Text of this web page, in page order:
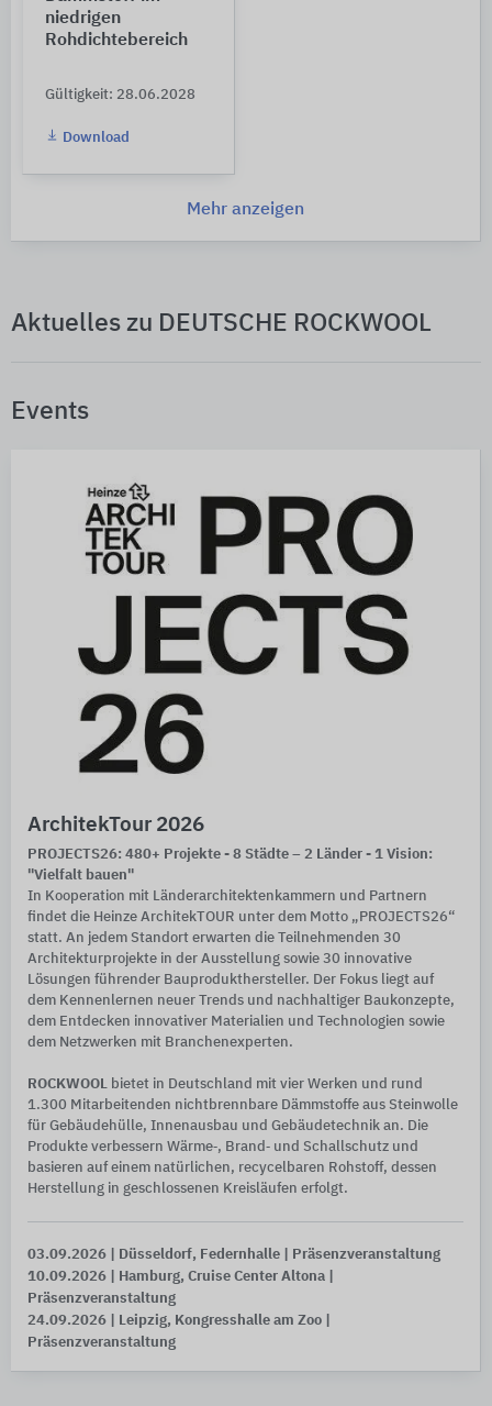
niedrigen
Rohdichtebereich
Gültigkeit: 28.06.2028
Download
Mehr anzeigen
Aktuelles zu DEUTSCHE ROCKWOOL
Events
ArchitekTour 2026
PROJECTS26: 480+ Projekte - 8 Städte – 2 Länder - 1 Vision:
"Vielfalt bauen"
In Kooperation mit Länderarchitektenkammern und Partnern
findet die Heinze ArchitekTOUR unter dem Motto „PROJECTS26“
statt. An jedem Standort erwarten die Teilnehmenden 30
Architekturprojekte in der Ausstellung sowie 30 innovative
Lösungen führender Bauprodukthersteller. Der Fokus liegt auf
dem Kennenlernen neuer Trends und nachhaltiger Baukonzepte,
dem Entdecken innovativer Materialien und Technologien sowie
dem Netzwerken mit Branchenexperten.
ROCKWOOL bietet in Deutschland mit vier Werken und rund
1.300 Mitarbeitenden nichtbrennbare Dämmstoffe aus Steinwolle
für Gebäudehülle, Innenausbau und Gebäudetechnik an. Die
Produkte verbessern Wärme‑, Brand‑ und Schallschutz und
basieren auf einem natürlichen, recycelbaren Rohstoff, dessen
Herstellung in geschlossenen Kreisläufen erfolgt.
03.09.2026 | Düsseldorf, Federnhalle
| Präsenzveranstaltung
10.09.2026
| Hamburg, Cruise Center Altona
Präsenzveranstaltung
24.09.2026
| Leipzig, Kongresshalle am Zoo
Präsenzveranstaltung